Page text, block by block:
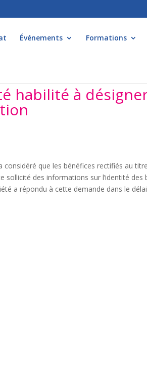
Événements Formations
habilité à
que les bénéfices rectifiés au
sollicité des informations sur l’identité des
a répondu à cette demande dans le